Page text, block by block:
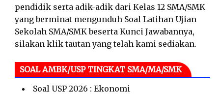
pendidik serta adik-adik dari Kelas 12 SMA/SMK
yang berminat mengunduh Soal Latihan Ujian
Sekolah SMA/SMK beserta Kunci Jawabannya,
silakan klik tautan yang telah kami sediakan.
SOAL AMBK/USP TINGKAT SMA/MA/SMK
Soal USP 2026 : Ekonomi